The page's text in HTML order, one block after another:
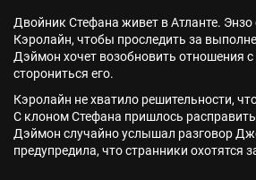
Двойник Стефана живет в Атланте.
Кэролайн, чтобы проследить за
Дэймон хочет возобновить отношения
сторониться его.
Кэролайн не хватило решительности,
С клоном Стефана пришлось
Дэймон случайно услышал разговор
предупредила, что странники охотятся